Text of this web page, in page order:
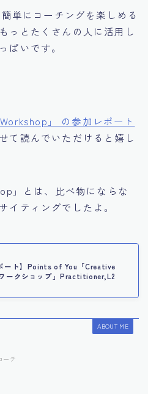
単にコーチングを楽しめる
っとたくさんの人に活用し
ぱいです。
」 の参加レポート
て読んでいただけると嬉し
」とは、比べ物にならな
イティングでしたよ。
ート】Points of You「Creative
ークショップ」Practitioner,L2
ABOUT ME
ーチ